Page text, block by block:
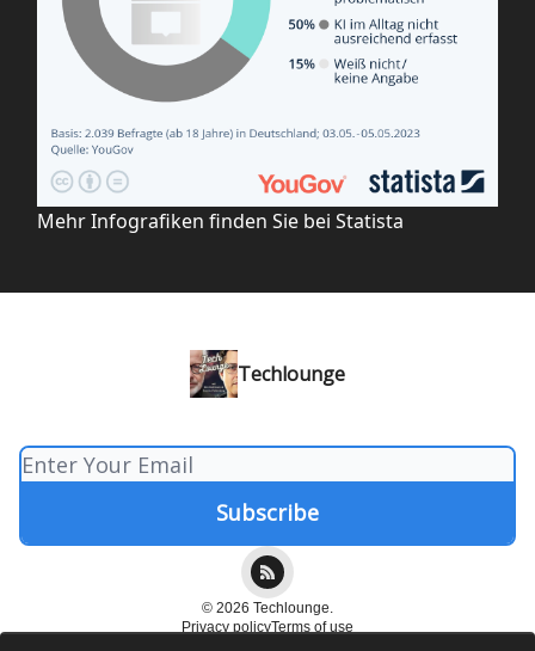
Mehr Infografiken finden Sie bei Statista
Techlounge
© 2026 Techlounge.
Privacy policyTerms of use